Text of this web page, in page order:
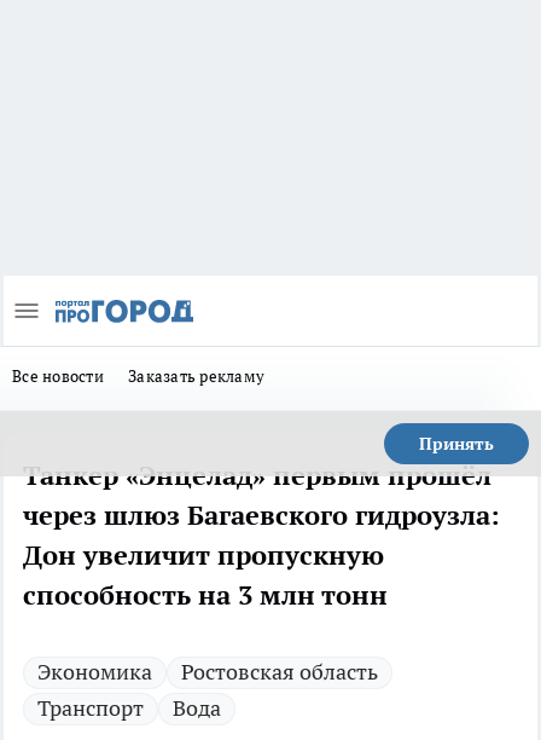
Все новости Заказать рекламу
Принять
Танкер «Энцелад» первым прошёл
через шлюз Багаевского гидроузла:
Дон увеличит пропускную
способность на 3 млн тонн
Экономика
Ростовская область
Транспорт
Вода